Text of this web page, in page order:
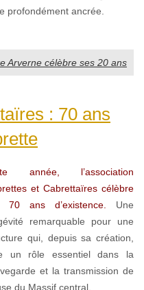
profondément ancrée.
Arverne célèbre ses 20 ans
: 70 ans
année, l’association
et Cabrettaïres célèbre
70 ans d’existence.
Une
remarquable pour une
qui, depuis sa création,
un rôle essentiel dans la
et la transmission de
du Massif central.